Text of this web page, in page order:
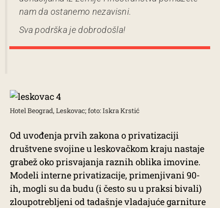
nam da ostanemo nezavisni.
Sva podrška je dobrodošla!
Hotel Beograd, Leskovac; foto: Iskra Krstić
Od uvođenja prvih zakona o privatizaciji
društvene svojine u leskovačkom kraju nastaje
grabež oko prisvajanja raznih oblika imovine.
Modeli interne privatizacije, primenjivani 90-
ih, mogli su da budu (i često su u praksi bivali)
zloupotrebljeni od tadašnje vladajuće garniture